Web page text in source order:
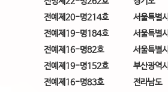
전예제20-명214호
서울특별시
전예제19-명184호
서울특별시
전예제16-명82호
서울특별시
전예제19-명152호
부산광역시
전예제16-명83호 전라남도